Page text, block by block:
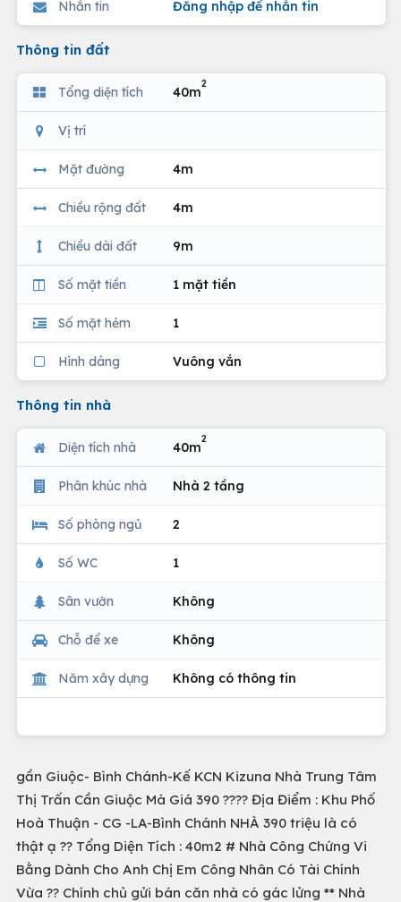
Nhắn tin Đăng nhập để nhắn tin
Thông tin đất
Tổng diện tích 40m
2
Vị trí
Mặt đường 4m
Chiều rộng đất 4m
Chiều dài đất 9m
Số mặt tiền 1 mặt tiền
Số mặt hẻm 1
Hình dáng Vuông vắn
Thông tin nhà
Diện tích nhà 40m
2
Phân khúc nhà Nhà 2 tầng
Số phòng ngủ 2
Số WC 1
Sân vườn Không
Chỗ để xe Không
Năm xây dựng Không có thông tin
gần Giuộc- Bình Chánh-Kế KCN Kizuna Nhà Trung Tâm
Thị Trấn Cần Giuộc Mà Giá 390 ???? Địa Điểm : Khu Phố
Hoà Thuận - CG -LA-Bình Chánh NHÀ 390 triệu là có
thật ạ ?? Tổng Diện Tích : 40m2 # Nhà Công Chứng Vi
Bằng Dành Cho Anh Chị Em Công Nhân Có Tài Chính
Vừa ?? Chính chủ gửi bán căn nhà có gác lửng ** Nhà